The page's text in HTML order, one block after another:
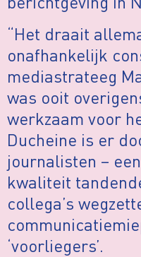
“Het draait
onafhankelijk
mediastrateeg
was ooit
werkzaam voor
Ducheine is er
journalisten –
kwaliteit
collega’s
‘voorliegers’.